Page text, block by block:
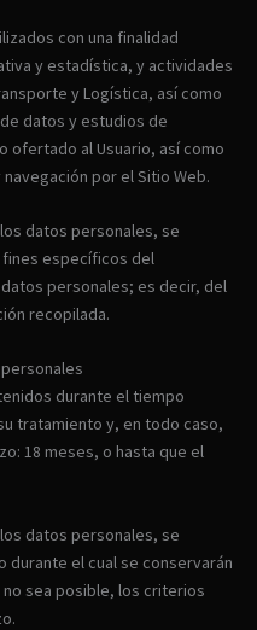
con una finalidad
y estadística, y actividades
y Logística, así como
datos y estudios de
ofertado al Usuario, así como
por el Sitio Web.
datos personales, se
fines específicos del
personales; es decir, del
recopilada.
durante el tiempo
tratamiento y, en todo caso,
18 meses, o hasta que el
datos personales, se
durante el cual se conservarán
sea posible, los criterios